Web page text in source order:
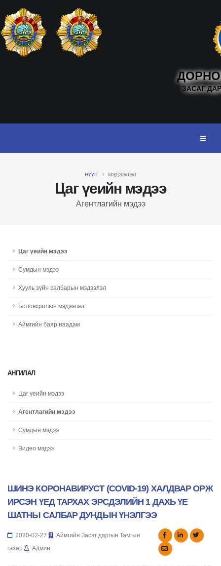
ЗАСАГ
Цаг үеийн мэдээ
Агентлагийн мэдээ
НҮҮР МЭДЭЭЛЭЛ
Цаг үеийн мэдээ
Сумдын мэдээ
Хууль зүйн салбарын мэдээлэл
Боловсролын мэдээлэл
Аймгийн баяр наадам
АНГИЛАЛ
Цаг үеийн мэдээ
Агентлагийн мэдээ
Сумдын мэдээ
Видео мэдээ
ШИНЭ КОРОНАВИРУСТ (СОVID-19) ХАЛДВАР ОРЖ
ИРСЭН ҮЕД ТАРХАХ ЭРСДЭЛИЙН 1 ДАХЬ ҮЕ
ШАТНЫ САЛБАР ДУНДЫН ҮНЭЛГЭЭ
2020-02-27
Аймгийн Засаг даргын Тамгын
газар
Админ